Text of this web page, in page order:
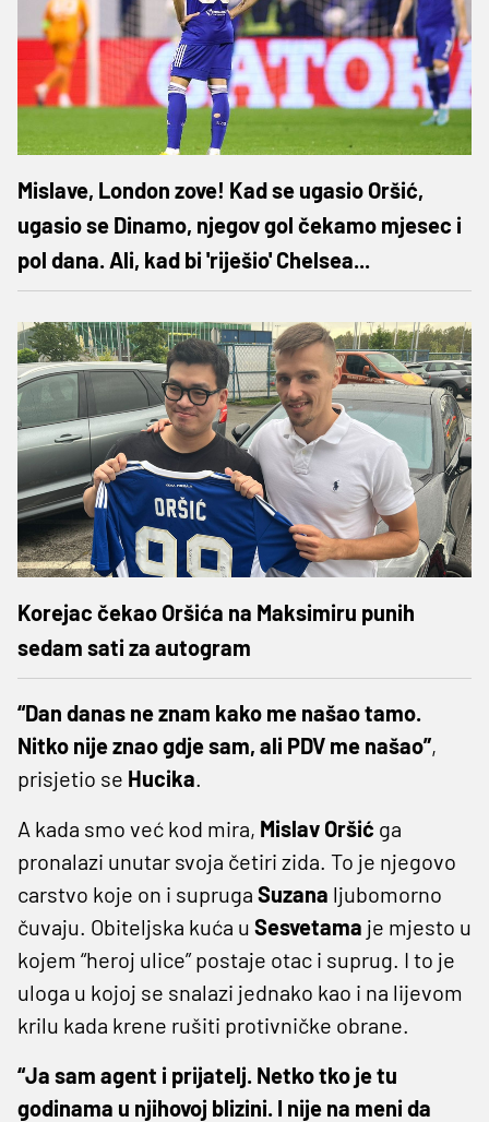
Mislave, London zove! Kad se ugasio Oršić,
ugasio se Dinamo, njegov gol čekamo mjesec i
pol dana. Ali, kad bi 'riješio' Chelsea...
Korejac čekao Oršića na Maksimiru punih
sedam sati za autogram
“Dan danas ne znam kako me našao tamo.
Nitko nije znao gdje sam, ali PDV me našao”,
prisjetio se Hucika.
A kada smo već kod mira, Mislav Oršić ga
pronalazi unutar svoja četiri zida. To je njegovo
carstvo koje on i supruga Suzana ljubomorno
čuvaju. Obiteljska kuća u Sesvetama je mjesto u
kojem “heroj ulice” postaje otac i suprug. I to je
uloga u kojoj se snalazi jednako kao i na lijevom
krilu kada krene rušiti protivničke obrane.
“Ja sam agent i prijatelj. Netko tko je tu
godinama u njihovoj blizini. I nije na meni da